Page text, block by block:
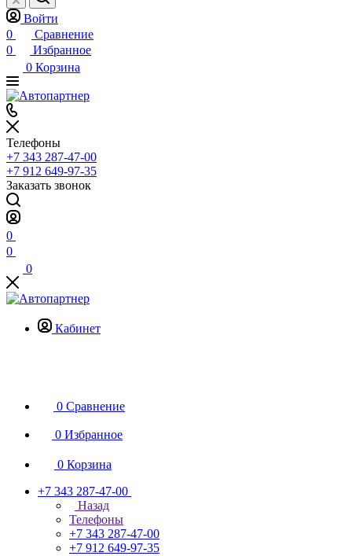
Войти
0
Сравнение
0
Избранное
0 Корзина
Телефоны
+7 343 287-47-00
+7 912 649-97-35
Заказать звонок
0
0
0
Кабинет
0 Сравнение
0 Избранное
0 Корзина
+7 343 287-47-00
Назад
Телефоны
+7 343 287-47-00
+7 912 649-97-35